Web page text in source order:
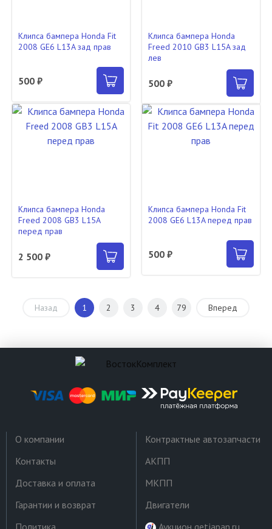
Клипса бампера Honda Fit
2008 GE6 L13A зад прав
500 ₽
Клипса бампера Honda
Freed 2010 GB3 L15A зад
лев
500 ₽
Клипса бампера Honda
Freed 2008 GB3 L15A
перед прав
2 500 ₽
Клипса бампера Honda Fit
2008 GE6 L13A перед прав
500 ₽
Назад 1 2 3 4 79 Вперед
О компании
Контакты
Доставка и оплата
Гарантии и возврат
Контрактные автозапчасти
АКПП
МКПП
Двигатели